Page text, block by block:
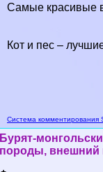
Самые красивые
Кот и пес –
Система комментирования
Бурят-
породы, внешний